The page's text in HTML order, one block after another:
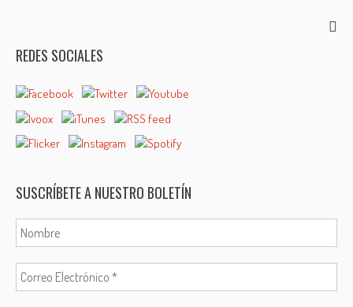
REDES SOCIALES
SUSCRÍBETE A NUESTRO BOLETÍN